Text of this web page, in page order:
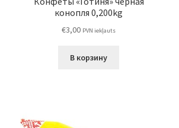
конопля 0,200kg
€3,00 PVN iekļauts
В корзину